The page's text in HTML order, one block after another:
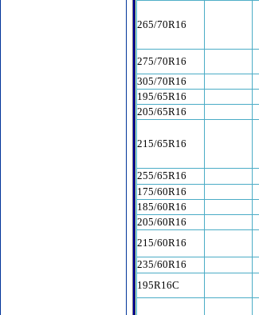
265/70R16
275/70R16
305/70R16
195/65R16
205/65R16
215/65R16
255/65R16
175/60R16
185/60R16
205/60R16
215/60R16
235/60R16
195R16C